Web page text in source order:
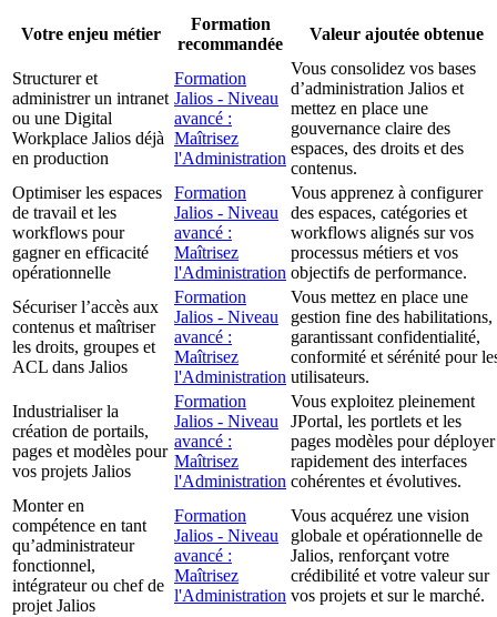
Votre enjeu métier
Formation
recommandée
Valeur ajoutée obtenue
Structurer et
administrer un intranet
ou une Digital
Workplace Jalios déjà
en production
Formation
Jalios - Niveau
avancé :
Maîtrisez
l'Administration
Vous consolidez vos bases
d’administration Jalios et
mettez en place une
gouvernance claire des
espaces, des droits et des
contenus.
Optimiser les espaces
de travail et les
workflows pour
gagner en efficacité
opérationnelle
Formation
Jalios - Niveau
avancé :
Maîtrisez
l'Administration
Vous apprenez à configurer
des espaces, catégories et
workflows alignés sur vos
processus métiers et vos
objectifs de performance.
Sécuriser l’accès aux
contenus et maîtriser
les droits, groupes et
ACL dans Jalios
Formation
Jalios - Niveau
avancé :
Maîtrisez
l'Administration
Vous mettez en place une
gestion fine des habilitations,
garantissant confidentialité,
conformité et sérénité pour
utilisateurs.
Industrialiser la
création de portails,
pages et modèles pour
vos projets Jalios
Formation
Jalios - Niveau
avancé :
Maîtrisez
l'Administration
Vous exploitez pleinement
JPortal, les portlets et les
pages modèles pour déployer
rapidement des interfaces
cohérentes et évolutives.
Monter en
compétence en tant
qu’administrateur
fonctionnel,
intégrateur ou chef de
projet Jalios
Formation
Jalios - Niveau
avancé :
Maîtrisez
l'Administration
Vous acquérez une vision
globale et opérationnelle de
Jalios, renforçant votre
crédibilité et votre valeur sur
vos projets et sur le marché.